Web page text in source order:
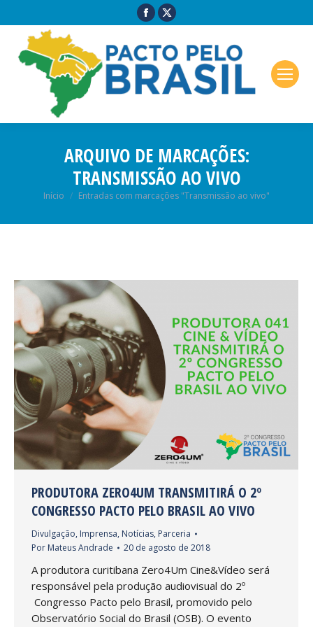
ARQUIVO DE MARCAÇÕES:
TRANSMISSÃO AO VIVO
Você está aqui:
Início Entradas com marcações "Transmissão ao vivo"
PRODUTORA ZERO4UM TRANSMITIRÁ O 2º
CONGRESSO PACTO PELO BRASIL AO VIVO
Divulgação, Imprensa, Notícias, Parceria
Por Mateus Andrade 20 de agosto de 2018
A produtora curitibana Zero4Um Cine&Vídeo será
responsável pela produção audiovisual do 2º
Congresso Pacto pelo Brasil, promovido pelo
Observatório Social do Brasil (OSB). O evento